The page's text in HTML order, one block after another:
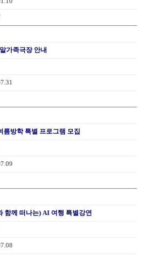
가족극장 안내
름방학 특별 프로그램 모집
함께 떠나는) AI 여행 특별강연